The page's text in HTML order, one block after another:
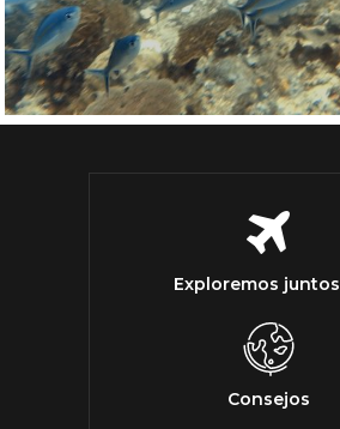
Exploremos juntos
Consejos